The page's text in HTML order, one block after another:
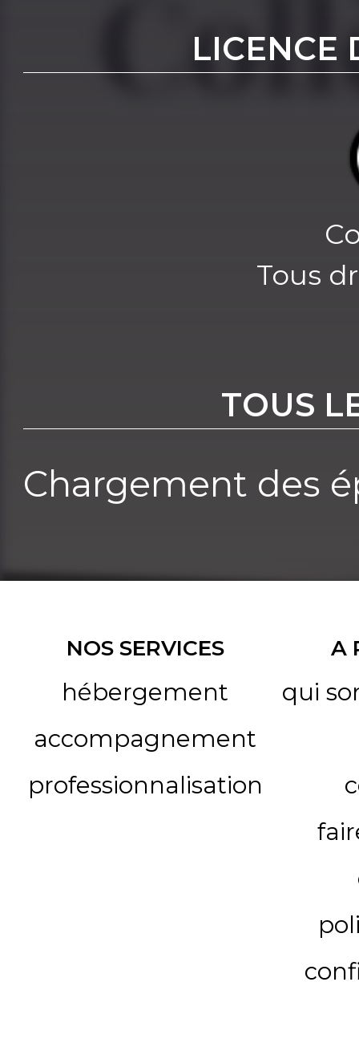
LICENCE
Tous
TOUS
Chargement des
NOS SERVICES
hébergement
accompagnement
professionnalisation
A
qui